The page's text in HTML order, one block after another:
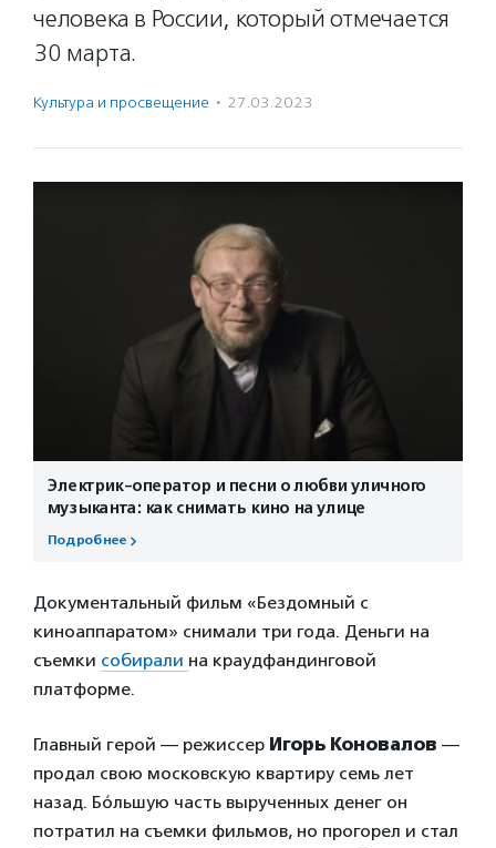
человека в России, который отмечается
30 марта.
Культура и просвещение · 27.03.2023
Электрик-оператор и песни о любви уличного
музыканта: как снимать кино на улице
Подробнее
Документальный фильм «Бездомный с
киноаппаратом» снимали три года. Деньги на
съемки собирали на краудфандинговой
платформе.
Главный герой — режиссер Игорь Коновалов —
продал свою московскую квартиру семь лет
назад. Бо́льшую часть вырученных денег он
потратил на съемки фильмов, но прогорел и стал